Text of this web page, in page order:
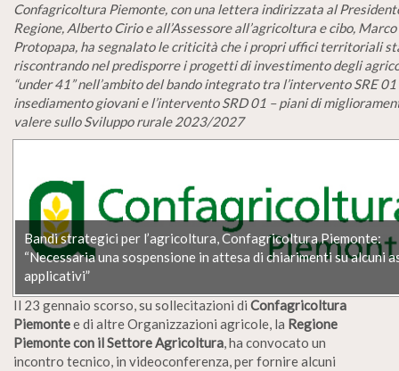
Confagricoltura Piemonte, con una lettera indirizzata al
Regione, Alberto Cirio e all’Assessore all’agricoltura e cibo, Marco
Protopapa, ha segnalato le criticità che i propri uffici territoriali
riscontrando nel predisporre i progetti di investimento degli
“under 41” nell’ambito del bando integrato tra l’intervento SRE 01
insediamento giovani e l’intervento SRD 01 – piani di
valere sullo Sviluppo rurale 2023/2027
Bandi strategici per l’agricoltura, Confagricoltura Piemonte:
“Necessaria una sospensione in attesa di chiarimenti su alcuni
applicativi”
Il 23 gennaio scorso, su sollecitazioni di Confagricoltura
Piemontee di altre Organizzazioni agricole, la Regione
Piemonte con il Settore Agricoltura, ha convocato un
incontro tecnico, in videoconferenza, per fornire alcuni